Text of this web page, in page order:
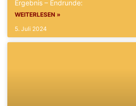
Ergebnis – Endrunde:
WEITERLESEN »
5. Juli 2024